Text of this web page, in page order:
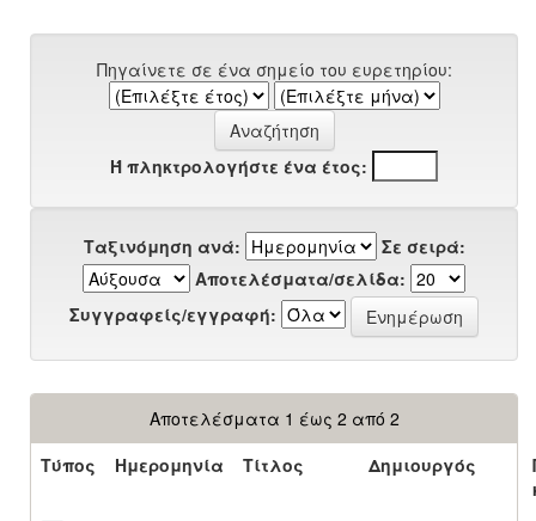
Πηγαίνετε σε ένα σημείο του ευρετηρίου:
Ή πληκτρολογήστε ένα έτος:
Ταξινόμηση ανά:
Σε σειρά:
Αποτελέσματα/σελίδα:
Συγγραφείς/εγγραφή:
Αποτελέσματα 1 έως 2 από 2
Τύπος
Ημερομηνία Τίτλος Δημιουργός